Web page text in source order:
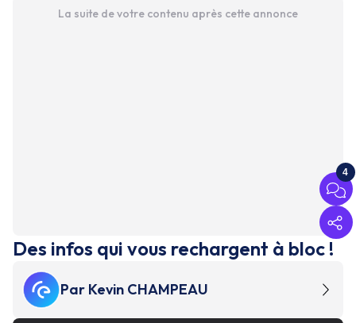
La suite de votre contenu après cette annonce
4
Des infos qui vous rechargent à bloc !
Par Kevin CHAMPEAU